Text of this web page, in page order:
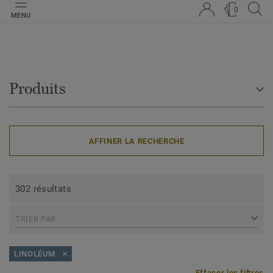
MENU
0
Produits
AFFINER LA RECHERCHE
302 résultats
TRIER PAR
LINOLÉUM